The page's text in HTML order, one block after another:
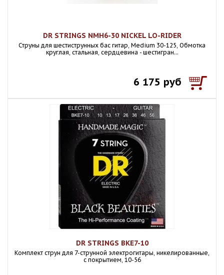
DR STRINGS NMH6-30 NICKEL LO-RIDER
Струны для шестиструнных бас гитар, Medium 30-125, Обмотка
круглая, стальная, сердцевина - шестигран...
6 175 руб
DR STRINGS BKE7-10
Комплект струн для 7-струнной электрогитары, никелированные,
с покрытием, 10-56